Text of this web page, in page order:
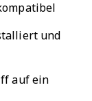
und
auf ein